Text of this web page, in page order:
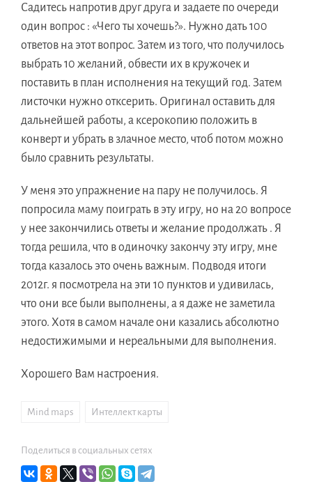
Садитесь напротив друг друга и задаете по очереди
один вопрос : «Чего ты хочешь?». Нужно дать 100
ответов на этот вопрос. Затем из того, что получилось
выбрать 10 желаний, обвести их в кружочек и
поставить в план исполнения на текущий год. Затем
листочки нужно отксерить. Оригинал оставить для
дальнейшей работы, а ксерокопию положить в
конверт и убрать в злачное место, чтоб потом можно
было сравнить результаты.
У меня это упражнение на пару не получилось. Я
попросила маму поиграть в эту игру, но на 20 вопросе
у нее закончились ответы и желание продолжать . Я
тогда решила, что в одиночку закончу эту игру, мне
тогда казалось это очень важным. Подводя итоги
2012г. я посмотрела на эти 10 пунктов и удивилась,
что они все были выполнены, а я даже не заметила
этого. Хотя в самом начале они казались абсолютно
недостижимыми и нереальными для выполнения.
Хорошего Вам настроения.
Mind maps Интеллект карты
Поделиться в социальных сетях